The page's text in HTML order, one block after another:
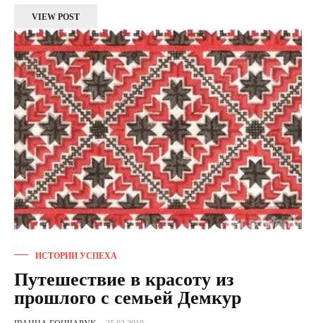
VIEW POST
ИСТОРИИ УСПЕХА
Путешествие в красоту из
прошлого с семьей Демкур